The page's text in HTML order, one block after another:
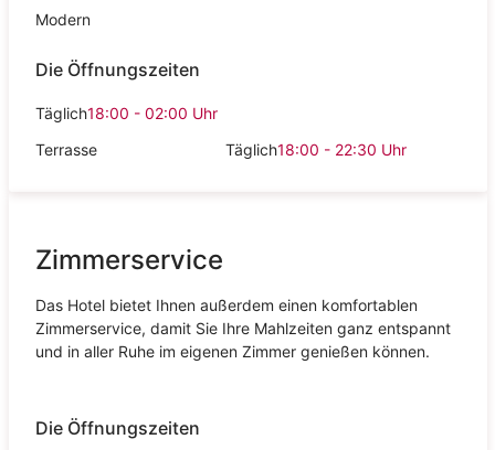
Modern
Die Öffnungszeiten
Täglich18:00 - 02:00 Uhr
Terrasse
Täglich18:00 - 22:30 Uhr
Zimmerservice
Das Hotel bietet Ihnen außerdem einen komfortablen
Zimmerservice, damit Sie Ihre Mahlzeiten ganz entspannt
und in aller Ruhe im eigenen Zimmer genießen können.
Die Öffnungszeiten